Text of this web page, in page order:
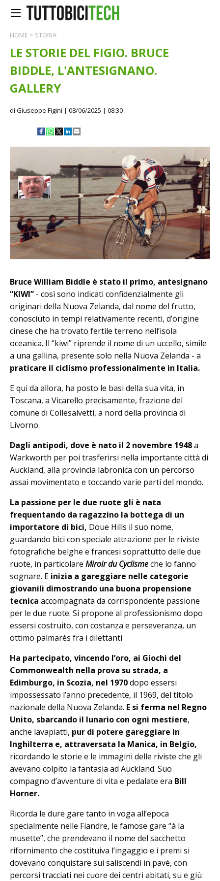
HOME > STORIA
LE STORIE DEL FIGIO. BRUCE
BIDDLE, L'ANTESIGNANO.
GALLERY
di Giuseppe Figini | 08/06/2025 | 08:30
Bruce William Biddle è stato il primo, antesignano
“KIWI” - così sono indicati confidenzialmente gli
originari della Nuova Zelanda, dal nome del frutto,
conosciuto in tempi relativamente recenti, d’origine
cinese che ha trovato fertile terreno nell’isola
oceanica. Il “kiwi” riprende il nome di un uccello, simile
a una gallina, presente solo nella Nuova Zelanda - a
praticare il ciclismo professionalmente in Italia.
E qui da allora, ha posto le basi della sua vita, in
Toscana, a Vicarello precisamente, frazione del
comune di Collesalvetti, a nord della provincia di
Livorno.
Dagli antipodi, dove è nato il 2 novembre 1948a
Warkworth per poi trasferirsi nella importante città di
Auckland, alla provincia labronica con un percorso
assai movimentato e toccando varie parti del mondo.
La passione per le due ruote gli è nata
frequentando da ragazzino la bottega di un
importatore di bici, Doue Hills il suo nome,
guardando bici con speciale attrazione per le riviste
fotografiche belghe e francesi soprattutto delle due
ruote, in particolare Miroir du Cyclismeche lo fanno
sognare. E inizia a gareggiare nelle categorie
giovanili dimostrando una buona propensione
tecnica accompagnata da corrispondente passione
per le due ruote. Si propone al professionismo dopo
essersi costruito, con costanza e perseveranza, un
ottimo palmarès fra i dilettanti
Ha partecipato, vincendo l’oro, ai Giochi del
Commonwealth nella prova su strada, a
Edimburgo, in Scozia, nel 1970dopo essersi
impossessato l’anno precedente, il 1969, del titolo
nazionale della Nuova Zelanda. E si ferma nel Regno
Unito, sbarcando il lunario con ogni mestiere,
anche lavapiatti, pur di potere gareggiare in
Inghilterra e, attraversata la Manica, in Belgio,
ricordando le storie e le immagini delle riviste che gli
avevano colpito la fantasia ad Auckland. Suo
compagno d’avventure di vita e pedalate era Bill
Horner.
Ricorda le dure gare tanto in voga all’epoca
specialmente nelle Fiandre, le famose gare “à la
musette”, che prendevano il nome del sacchetto
rifornimento che costituiva l’ingaggio e i premi si
dovevano conquistare sui saliscendi in pavé, con
percorsi tracciati nei cuore dei centri abitati, su e giù